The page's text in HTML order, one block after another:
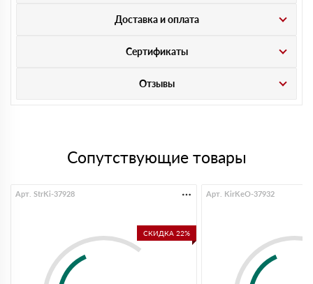
Доставка и оплата
Сертификаты
Отзывы
Сопутствующие товары
СКИДКА 22%
Арт. StrKi-37928 Арт. KirKeO-37932